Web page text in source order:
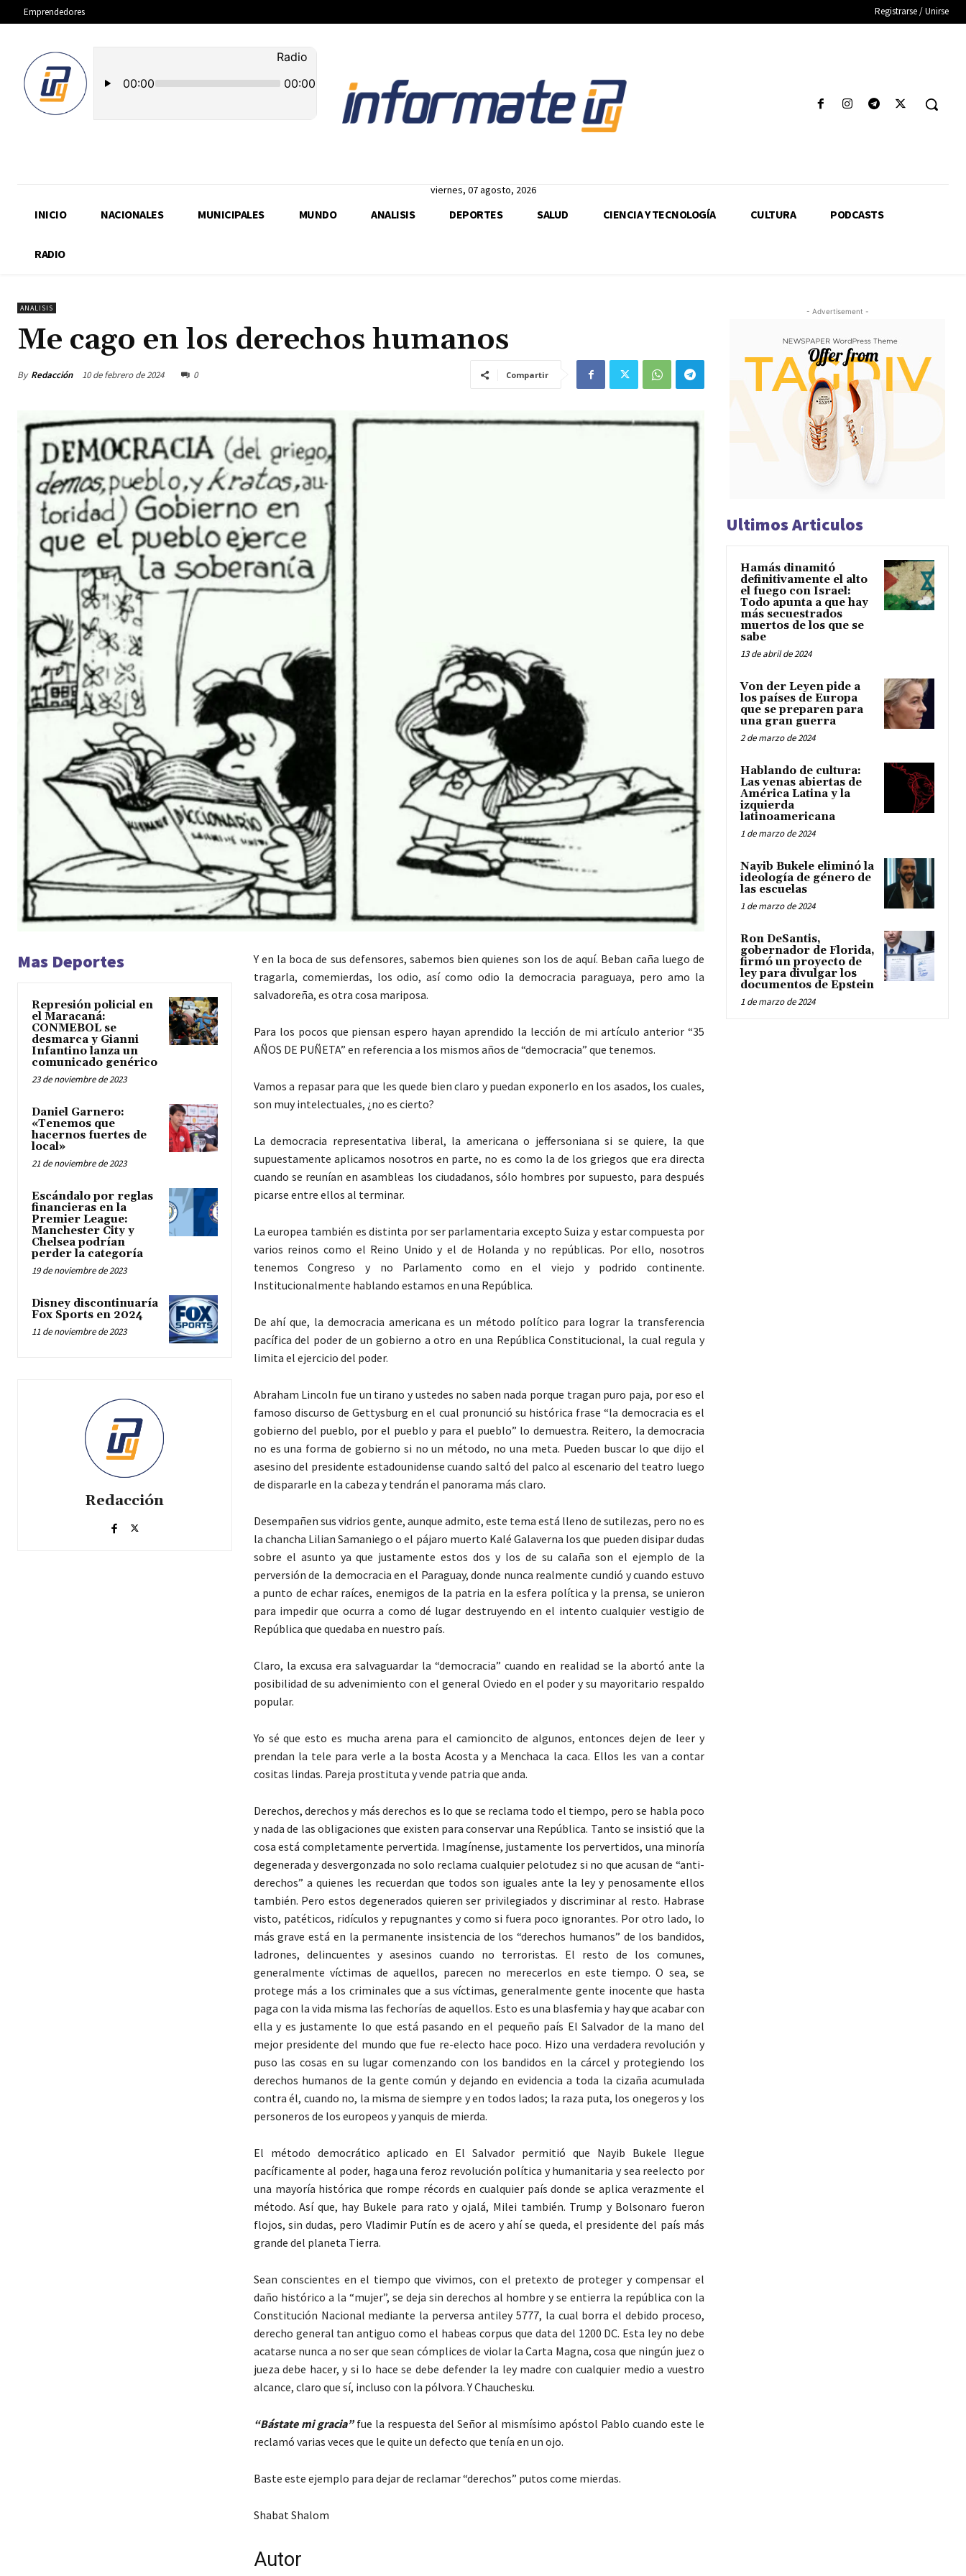
Emprendedores Registrarse / Unirse
viernes, 07 agosto, 2026
INICIO NACIONALES MUNICIPALES MUNDO ANALISIS DEPORTES SALUD CIENCIA Y TECNOLOGÍA CULTURA PODCASTS
RADIO
ANALISIS
Me cago en los derechos humanos
By Redacción 10 de febrero de 2024 0 Compartir
Mas Deportes
Represión policial en
el Maracaná:
CONMEBOL se
desmarca y Gianni
Infantino lanza un
comunicado genérico
23 de noviembre de 2023
Daniel Garnero:
«Tenemos que
hacernos fuertes de
local»
21 de noviembre de 2023
Escándalo por reglas
financieras en la
Premier League:
Manchester City y
Chelsea podrían
perder la categoría
19 de noviembre de 2023
Disney discontinuaría
Fox Sports en 2024
11 de noviembre de 2023
Redacción
Y en la boca de sus defensores, sabemos bien quienes son los de aquí. Beban caña luego de
tragarla, comemierdas, los odio, así como odio la democracia paraguaya, pero amo la
salvadoreña, es otra cosa mariposa.
Para los pocos que piensan espero hayan aprendido la lección de mi artículo anterior “35
AÑOS DE PUÑETA” en referencia a los mismos años de “democracia” que tenemos.
Vamos a repasar para que les quede bien claro y puedan exponerlo en los asados, los cuales,
son muy intelectuales, ¿no es cierto?
La democracia representativa liberal, la americana o jeffersoniana si se quiere, la que
supuestamente aplicamos nosotros en parte, no es como la de los griegos que era directa
cuando se reunían en asambleas los ciudadanos, sólo hombres por supuesto, para después
picarse entre ellos al terminar.
La europea también es distinta por ser parlamentaria excepto Suiza y estar compuesta por
varios reinos como el Reino Unido y el de Holanda y no repúblicas. Por ello, nosotros
tenemos Congreso y no Parlamento como en el viejo y podrido continente.
Institucionalmente hablando estamos en una República.
De ahí que, la democracia americana es un método político para lograr la transferencia
pacífica del poder de un gobierno a otro en una República Constitucional, la cual regula y
limita el ejercicio del poder.
Abraham Lincoln fue un tirano y ustedes no saben nada porque tragan puro paja, por eso el
famoso discurso de Gettysburg en el cual pronunció su histórica frase “la democracia es el
gobierno del pueblo, por el pueblo y para el pueblo” lo demuestra. Reitero, la democracia
no es una forma de gobierno si no un método, no una meta. Pueden buscar lo que dijo el
asesino del presidente estadounidense cuando saltó del palco al escenario del teatro luego
de dispararle en la cabeza y tendrán el panorama más claro.
Desempañen sus vidrios gente, aunque admito, este tema está lleno de sutilezas, pero no es
la chancha Lilian Samaniego o el pájaro muerto Kalé Galaverna los que pueden disipar dudas
sobre el asunto ya que justamente estos dos y los de su calaña son el ejemplo de la
perversión de la democracia en el Paraguay, donde nunca realmente cundió y cuando estuvo
a punto de echar raíces, enemigos de la patria en la esfera política y la prensa, se unieron
para impedir que ocurra a como dé lugar destruyendo en el intento cualquier vestigio de
República que quedaba en nuestro país.
Claro, la excusa era salvaguardar la “democracia” cuando en realidad se la abortó ante la
posibilidad de su advenimiento con el general Oviedo en el poder y su mayoritario respaldo
popular.
Yo sé que esto es mucha arena para el camioncito de algunos, entonces dejen de leer y
prendan la tele para verle a la bosta Acosta y a Menchaca la caca. Ellos les van a contar
cositas lindas. Pareja prostituta y vende patria que anda.
Derechos, derechos y más derechos es lo que se reclama todo el tiempo, pero se habla poco
y nada de las obligaciones que existen para conservar una República. Tanto se insistió que la
cosa está completamente pervertida. Imagínense, justamente los pervertidos, una minoría
degenerada y desvergonzada no solo reclama cualquier pelotudez si no que acusan de “anti-
derechos” a quienes les recuerdan que todos son iguales ante la ley y penosamente ellos
también. Pero estos degenerados quieren ser privilegiados y discriminar al resto. Habrase
visto, patéticos, ridículos y repugnantes y como si fuera poco ignorantes. Por otro lado, lo
más grave está en la permanente insistencia de los “derechos humanos” de los bandidos,
ladrones, delincuentes y asesinos cuando no terroristas. El resto de los comunes,
generalmente víctimas de aquellos, parecen no merecerlos en este tiempo. O sea, se
protege más a los criminales que a sus víctimas, generalmente gente inocente que hasta
paga con la vida misma las fechorías de aquellos. Esto es una blasfemia y hay que acabar con
ella y es justamente lo que está pasando en el pequeño país El Salvador de la mano del
mejor presidente del mundo que fue re-electo hace poco. Hizo una verdadera revolución y
puso las cosas en su lugar comenzando con los bandidos en la cárcel y protegiendo los
derechos humanos de la gente común y dejando en evidencia a toda la cizaña acumulada
contra él, cuando no, la misma de siempre y en todos lados; la raza puta, los onegeros y los
personeros de los europeos y yanquis de mierda.
El método democrático aplicado en El Salvador permitió que Nayib Bukele llegue
pacíficamente al poder, haga una feroz revolución política y humanitaria y sea reelecto por
una mayoría histórica que rompe récords en cualquier país donde se aplica verazmente el
método. Así que, hay Bukele para rato y ojalá, Milei también. Trump y Bolsonaro fueron
flojos, sin dudas, pero Vladimir Putín es de acero y ahí se queda, el presidente del país más
grande del planeta Tierra.
Sean conscientes en el tiempo que vivimos, con el pretexto de proteger y compensar el
daño histórico a la “mujer”, se deja sin derechos al hombre y se entierra la república con la
Constitución Nacional mediante la perversa antiley 5777, la cual borra el debido proceso,
derecho general tan antiguo como el habeas corpus que data del 1200 DC. Esta ley no debe
acatarse nunca a no ser que sean cómplices de violar la Carta Magna, cosa que ningún juez o
jueza debe hacer, y si lo hace se debe defender la ley madre con cualquier medio a vuestro
alcance, claro que sí, incluso con la pólvora. Y Chauchesku.
“Bástate mi gracia”fue la respuesta del Señor al mismísimo apóstol Pablo cuando este le
reclamó varias veces que le quite un defecto que tenía en un ojo.
Baste este ejemplo para dejar de reclamar “derechos” putos come mierdas.
Shabat Shalom
Autor
- Advertisement -
Ultimos Articulos
Hamás dinamitó
definitivamente el alto
el fuego con Israel:
Todo apunta a que hay
más secuestrados
muertos de los que se
sabe
13 de abril de 2024
Von der Leyen pide a
los países de Europa
que se preparen para
una gran guerra
2 de marzo de 2024
Hablando de cultura:
Las venas abiertas de
América Latina y la
izquierda
latinoamericana
1 de marzo de 2024
Nayib Bukele eliminó la
ideología de género de
las escuelas
1 de marzo de 2024
Ron DeSantis,
gobernador de Florida,
firmó un proyecto de
ley para divulgar los
documentos de Epstein
1 de marzo de 2024